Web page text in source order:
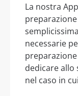
La nostra
necessarie
dedicare
nel caso in